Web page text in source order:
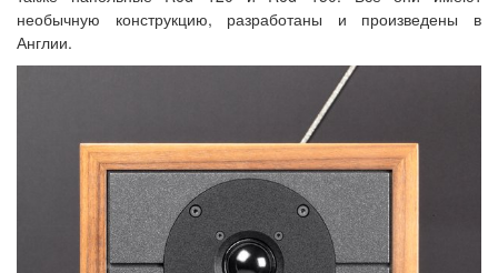
необычную конструкцию, разработаны и произведены в
Англии.